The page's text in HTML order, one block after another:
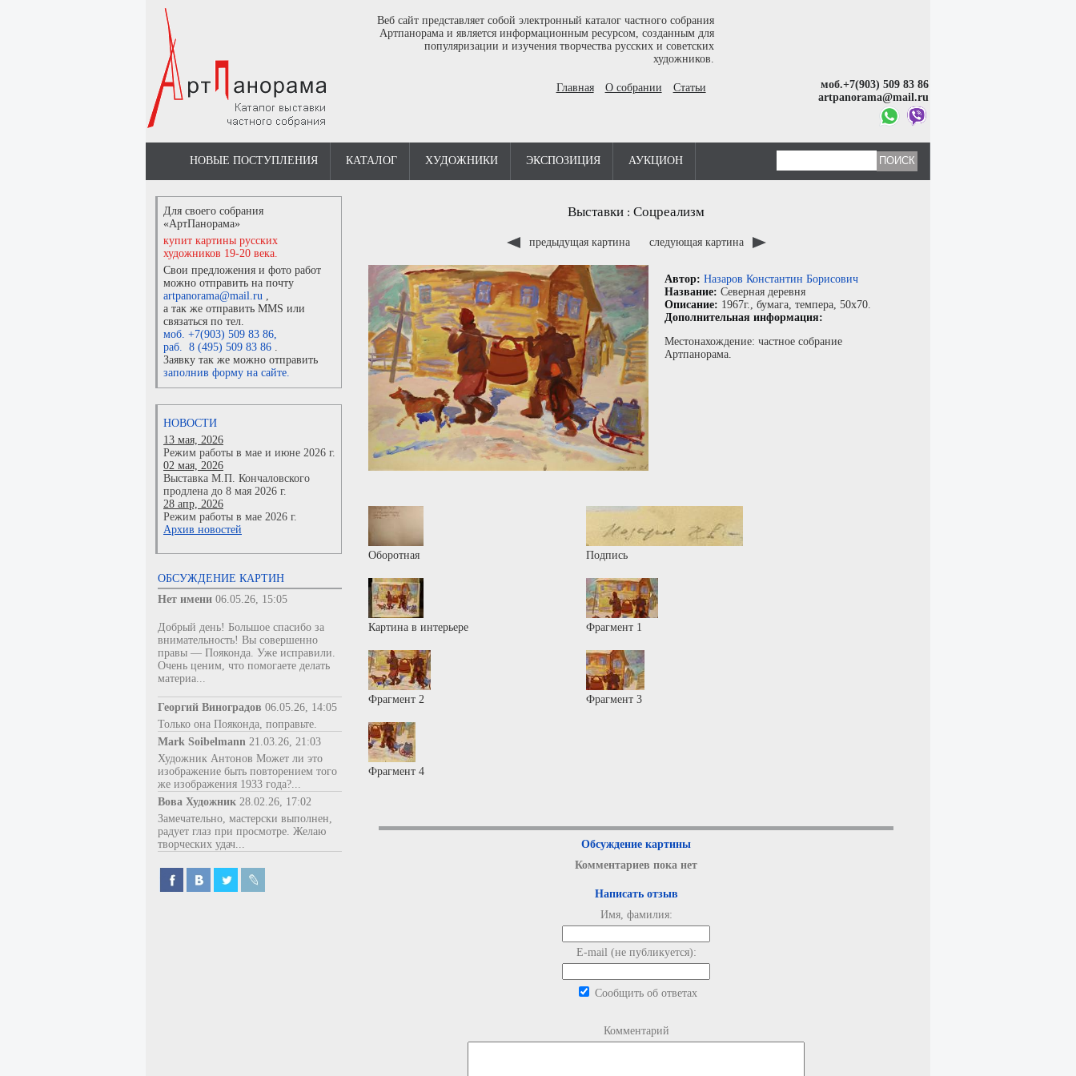
Веб сайт представляет собой электронный каталог частного собрания
Артпанорама и является информационным ресурсом, созданным для
популяризации и изучения творчества русских и советских
художников.
Главная О собрании Статьи
моб.+7(903) 509 83 86
artpanorama@mail.ru
НОВЫЕ ПОСТУПЛЕНИЯ КАТАЛОГ ХУДОЖНИКИ ЭКСПОЗИЦИЯ АУКЦИОН
Для своего собрания
«АртПанорама»
купит картины русских
художников 19-20 века.
Свои предложения и фото работ
можно отправить на почту
artpanorama@mail.ru ,
а так же отправить MMS или
связаться по тел.
моб. +7(903) 509 83 86,
раб. 8 (495) 509 83 86 .
Заявку так же можно отправить
заполнив форму на сайте.
НОВОСТИ
13 мая, 2026
Режим работы в мае и июне 2026 г.
02 мая, 2026
Выставка М.П. Кончаловского
продлена до 8 мая 2026 г.
28 апр, 2026
Режим работы в мае 2026 г.
Архив новостей
ОБСУЖДЕНИЕ КАРТИН
Нет имени 06.05.26, 15:05
Добрый день! Большое спасибо за
внимательность! Вы совершенно
правы — Пояконда. Уже исправили.
Очень ценим, что помогаете делать
материа...
Георгий Виноградов 06.05.26, 14:05
Только она Пояконда, поправьте.
Mark Soibelmann 21.03.26, 21:03
Художник Антонов Может ли это
изображение быть повторением того
же изображения 1933 года?...
Вова Художник 28.02.26, 17:02
Замечательно, мастерски выполнен,
радует глаз при просмотре. Желаю
творческих удач...
Выставки : Соцреализм
предыдущая картина следующая картина
Автор: Назаров Константин Борисович
Название: Северная деревня
Описание: 1967г., бумага, темпера, 50x70.
Дополнительная информация:
Местонахождение: частное собрание
Артпанорама.
Оборотная Подпись
Картина в интерьере Фрагмент 1
Фрагмент 2 Фрагмент 3
Фрагмент 4
Обсуждение картины
Комментариев пока нет
Написать отзыв
Имя, фамилия:
E-mail (не публикуется):
Сообщить об ответах
Комментарий